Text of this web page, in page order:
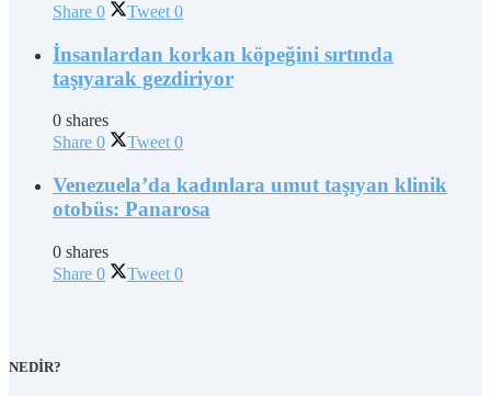
Share 0 Tweet 0
İnsanlardan korkan köpeğini sırtında
taşıyarak gezdiriyor
0 shares
Share 0 Tweet 0
Venezuela’da kadınlara umut taşıyan klinik
otobüs: Panarosa
0 shares
Share 0 Tweet 0
NEDİR?